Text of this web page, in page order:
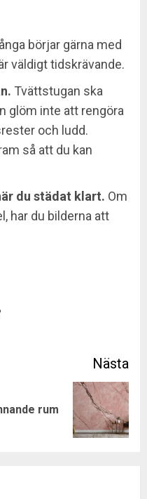
börjar gärna med
väldigt tidskrävande.
Tvättstugan ska
glöm inte att rengöra
och ludd.
så att du kan
du städat klart. Om
har du bilderna att
rum